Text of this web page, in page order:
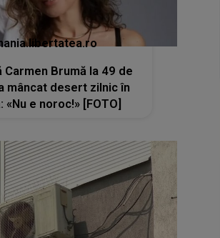
Carmen Brumă la 49 de
mâncat desert zilnic în
«Nu e noroc!» [FOTO]